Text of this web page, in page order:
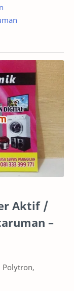
Aktif /
–
Polytron,